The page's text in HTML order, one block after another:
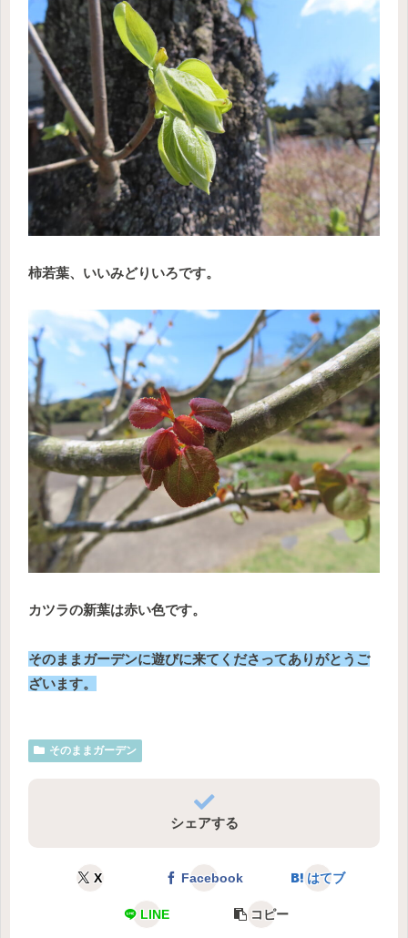
柿若葉、いいみどりいろです。
カツラの新葉は赤い色です。
そのままガーデンに遊びに来てくださってありがとうご
ざいます。
そのままガーデン
シェアする
X Facebook はてブ
LINE コピー